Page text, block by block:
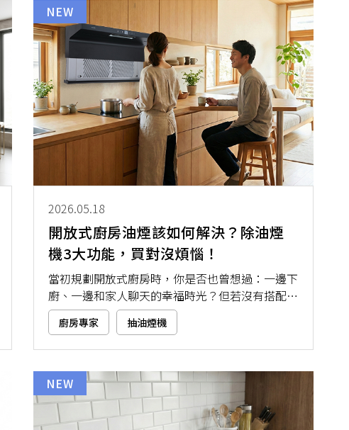
NEW
2026.05.18
開放式廚房油煙該如何解決？除油煙
機3大功能，買對沒煩惱！
當初規劃開放式廚房時，你是否也曾想過：一邊下
廚、一邊和家人聊天的幸福時光？但若沒有搭配一
台夠力的除油煙機，等到實際開火後，就會發現整
個家都被油煙味包圍，那種「整個家像油煙館」的
無力感真的超崩潰。接下來，就讓本文從日常生活
用，烹飪也能變成是一種享受！
廚房專家 抽油煙機
NEW